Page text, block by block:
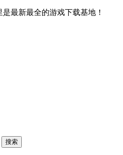
最新最全的游戏下载基地！